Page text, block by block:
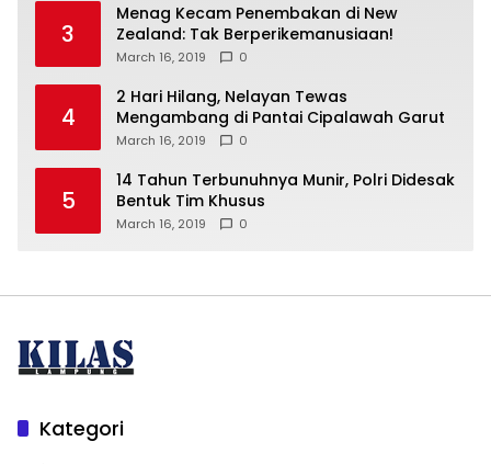
3
Menag Kecam Penembakan di New
Zealand: Tak Berperikemanusiaan!
March 16, 2019 0
4
2 Hari Hilang, Nelayan Tewas
Mengambang di Pantai Cipalawah Garut
March 16, 2019 0
5
14 Tahun Terbunuhnya Munir, Polri Didesak
Bentuk Tim Khusus
March 16, 2019 0
Kategori